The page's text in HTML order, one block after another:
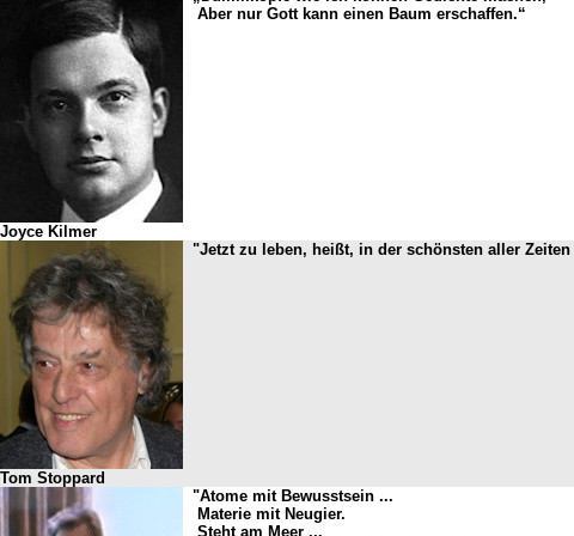
Joyce Kilmer
Aber nur Gott kann einen Baum erschaffen.“
Tom Stoppard
"Jetzt zu leben, heißt, in der schönsten aller
"Atome mit Bewusstsein ...
Materie mit Neugier.
Steht am Meer ...